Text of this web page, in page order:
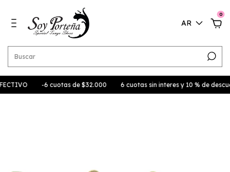
AR
0
-6 cuotas de $32.000 6 cuotas sin interes y 10 % de descuento